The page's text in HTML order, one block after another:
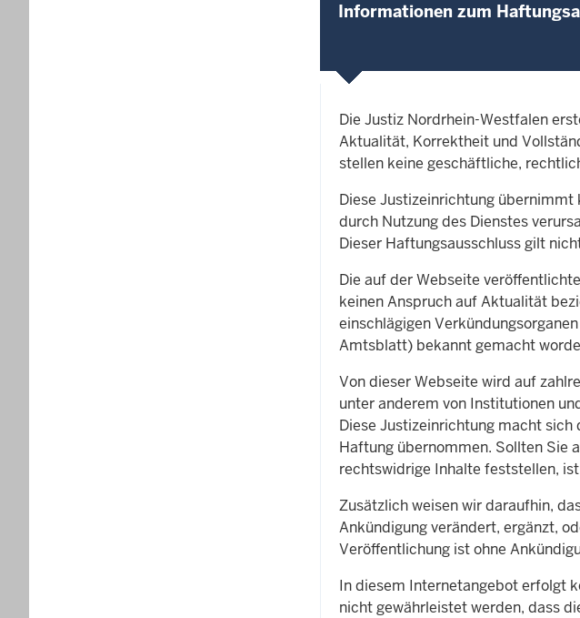
Informationen zum
Die Justiz Nordrhein-Westfalen
Aktualität, Korrektheit und
stellen keine geschäftliche,
Diese Justizeinrichtung
durch Nutzung des Dienstes
Dieser Haftungsausschluss gilt
Die auf der Webseite
keinen Anspruch auf Aktualität
einschlägigen
Amtsblatt) bekannt gemacht
Von dieser Webseite wird auf
unter anderem von Institutionen
Diese Justizeinrichtung macht
Haftung übernommen. Sollten Sie
rechtswidrige Inhalte feststellen,
Zusätzlich weisen wir daraufhin,
Ankündigung verändert, ergänzt,
Veröffentlichung ist ohne
In diesem Internetangebot erfolgt
nicht gewährleistet werden, dass